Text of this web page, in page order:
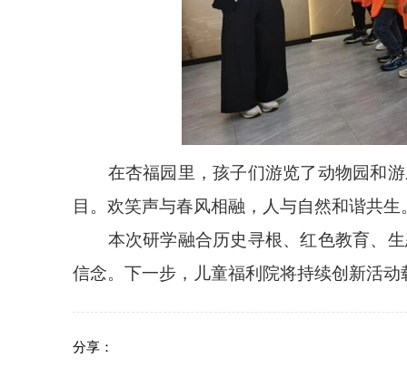
在杏福园里，孩子们游览了动物园和游
目。欢笑声与春风相融，人与自然和谐共生
本次研学融合历史寻根、红色教育、生
信念。下一步，儿童福利院将持续创新活
分享：